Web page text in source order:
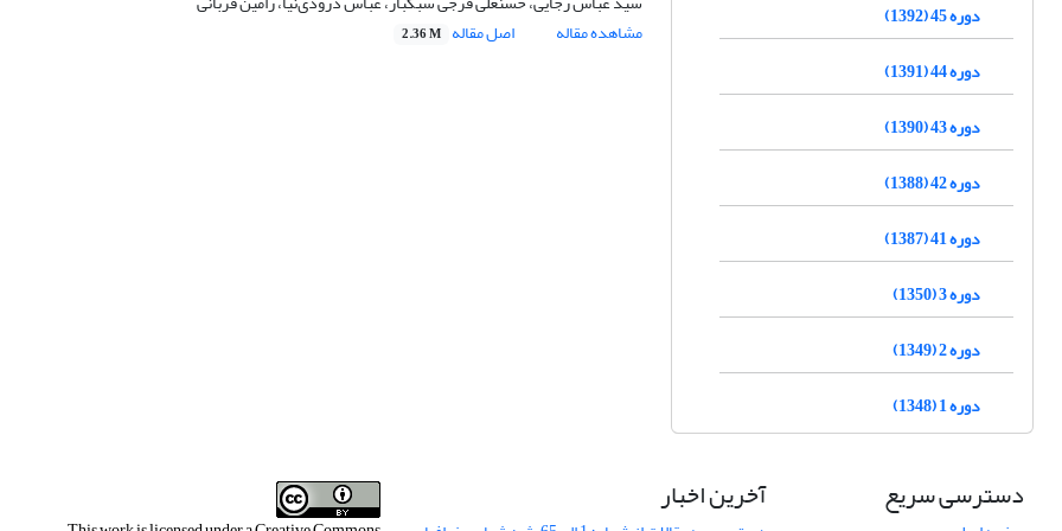
مشاهده مقاله
اصل مقاله 2.36 M
دوره 45 (1392)
دوره 44 (1391)
دوره 43 (1390)
دوره 42 (1388)
دوره 41 (1387)
دوره 3 (1350)
دوره 2 (1349)
دوره 1 (1348)
دسترسی سریع آخرین اخبار